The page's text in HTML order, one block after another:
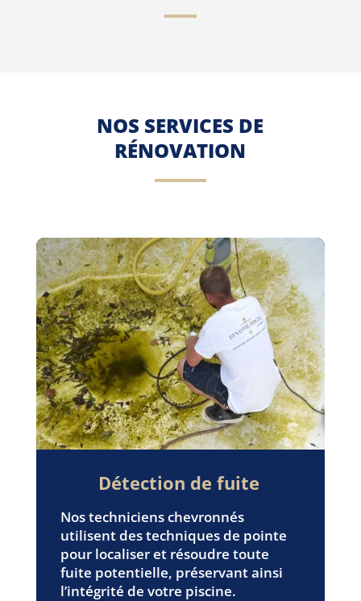
NOS SERVICES DE
RÉNOVATION
Détection de fuite
Nos techniciens chevronnés
utilisent des techniques de pointe
pour localiser et résoudre toute
fuite potentielle, préservant ainsi
l’intégrité de votre piscine.